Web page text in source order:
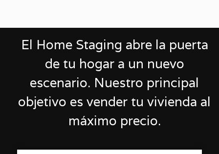
El Home Staging abre la puerta
de tu hogar a un nuevo
escenario. Nuestro principal
objetivo es vender tu vivienda al
máximo precio.